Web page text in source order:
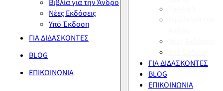
Βιβλία για την Άνδρο
Νέες Εκδόσεις
Υπό Έκδοση
ΓΙΑ ΔΙΔΑΣΚΟΝΤΕΣ
BLOG
ΕΠΙΚΟΙΝΩΝΙΑ
ΓΙΑ ΔΙΔΑΣΚΟΝΤΕΣ
BLOG
ΕΠΙΚΟΙΝΩΝΙΑ